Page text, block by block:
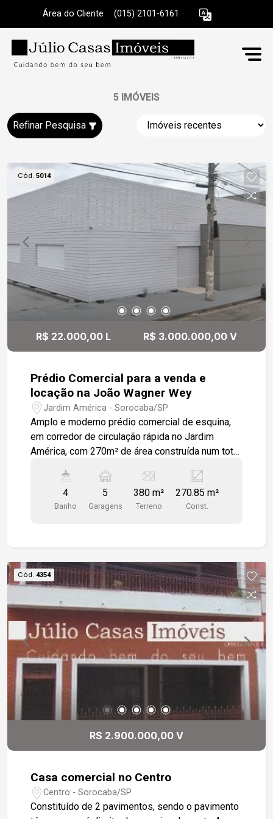
Área do Cliente (015) 2101-6161
5 IMÓVEIS
Refinar Pesquisa
Cód. 5014
R$ 22.000,00 L R$ 3.000.000,00 V
Prédio Comercial para a venda e
locação na João Wagner Wey
Jardim América - Sorocaba/SP
Amplo e moderno prédio comercial de esquina,
em corredor de circulação rápida no Jardim
América, com 270m² de área construída num total
bela recepção, salão em L, com dois ambientes,
02 Salas abertas e contíguas, um escritório em
piso de madeira. 03 banheiros, uma ampla
portão eletrônico e portas de aço; Na área
externa estacionamento descoberto, com vaga
para 5 carros; No piso superior: um depósito
menor, área de serviço, sala de descanso, 1
banheiro e 1 quarto de despejo. Em ótima
localização, situado na zona Sul, com fácil
acesso a Rodovia Raposo Tavares e às
principais avenidas da região.
4
Banho
5
Garagens
380 m²
Terreno
270.85 m²
Const.
Cód. 4354
R$ 2.900.000,00 V
Casa comercial no Centro
Centro - Sorocaba/SP
Constituído de 2 pavimentos, sendo o pavimento